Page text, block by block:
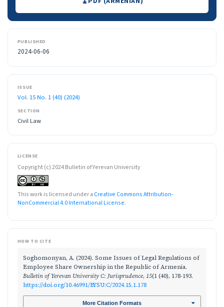
PUBLISHED
2024-06-06
ISSUE
Vol. 15 No. 1 (40) (2024)
SECTION
Civil Law
LICENSE
Copyright (c) 2024 Bulletin of Yerevan University
This work is licensed under a Creative Commons Attribution-
NonCommercial 4.0 International License.
HOW TO CITE
Soghomonyan, A. (2024). Some Issues of Legal Regulations of
Employee Share Ownership in the Republic of Armenia.
Bulletin of Yerevan University C: Jurisprudence, 15(1 (40), 178-193.
https://doi.org/10.46991/BYSU:C/2024.15.1.178
More Citation Formats